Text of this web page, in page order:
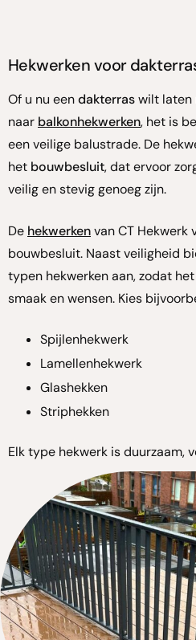
Hekwerken voor
Of u nu eendakterraswilt laten
naar balkonhekwerken, het is
een veilige balustrade. De
het bouwbesluit, dat ervoor
veilig en stevig genoeg zijn.
De hekwerkenvan CT Hekwerk
bouwbesluit. Naast veiligheid
typen hekwerken aan, zodat
smaak en wensen. Kies
Spijlenhekwerk
Lamellenhekwerk
Glashekken
Striphekken
Elk type hekwerk is duurzaam,